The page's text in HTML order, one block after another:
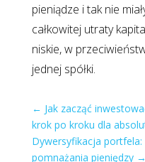
pieniądze i tak nie
całkowitej utraty
niskie, w
jednej spółki.
← Jak zacząć
krok po kroku dla
Dywersyfikacja
pomnażania pieniędzy→